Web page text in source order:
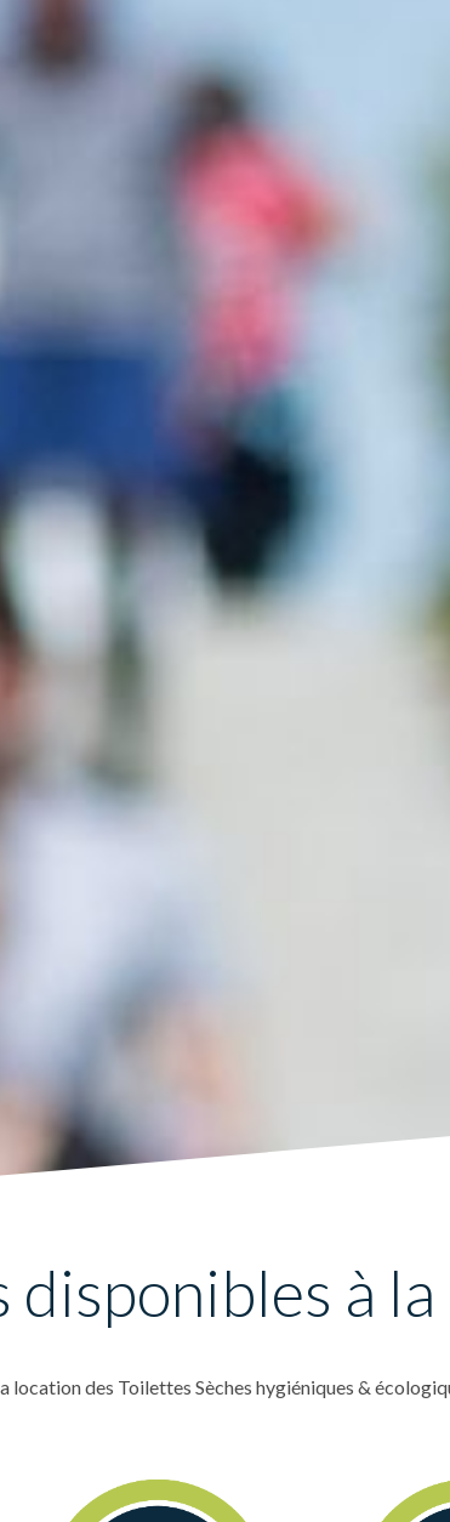
disponibles à
location des Toilettes Sèches hygiéniques &